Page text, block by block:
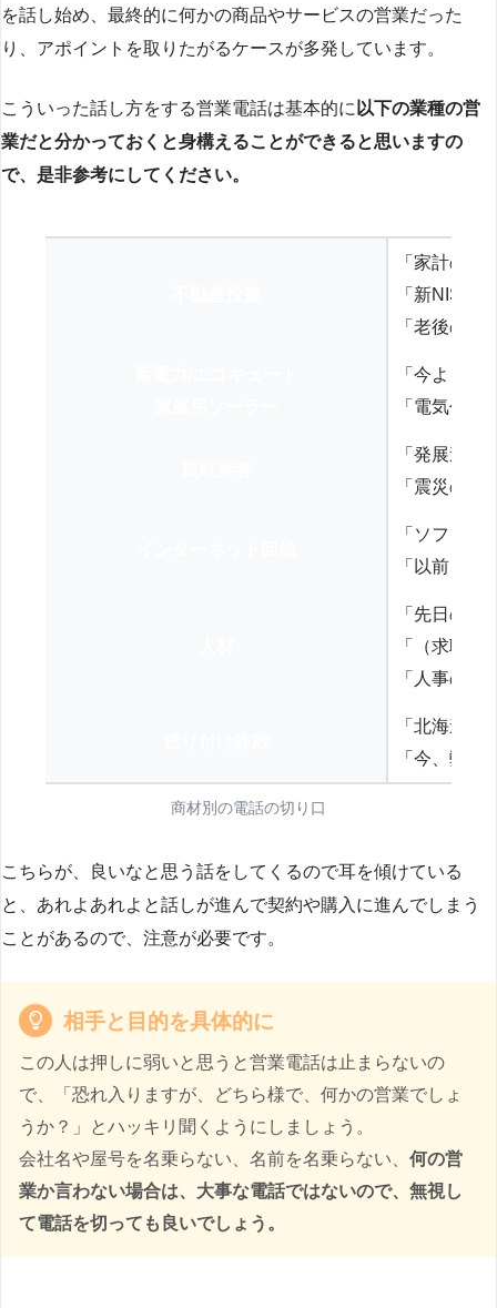
を話し始め、最終的に何かの商品やサービスの営業だった
り、アポイントを取りたがるケースが多発しています。
こういった話し方をする営業電話は基本的に 以下の業種の営
業だと分かっておくと身構えることができると思いますの
で、是非参考にしてください。
「家計の見
「新NISA
「老後の
「今より
「電気代を
「発展途
「震災の
「ソフト
「以前、
「先日の
「（求職
「人事の方
「北海道
「今、弊
商材別の電話の切り口
こちらが、良いなと思う話をしてくるので耳を傾けている
と、あれよあれよと話しが進んで契約や購入に進んでしまう
ことがあるので、注意が必要です。
相手と目的を具体的に
この人は押しに弱いと思うと営業電話は止まらないの
で、「恐れ入りますが、どちら様で、何かの営業でしょ
うか？」とハッキリ聞くようにしましょう。
会社名や屋号を名乗らない、名前を名乗らない、 何の営
業か言わない場合は、大事な電話ではないので、無視し
て電話を切っても良いでしょう。